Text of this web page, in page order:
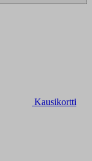
Kausikortti